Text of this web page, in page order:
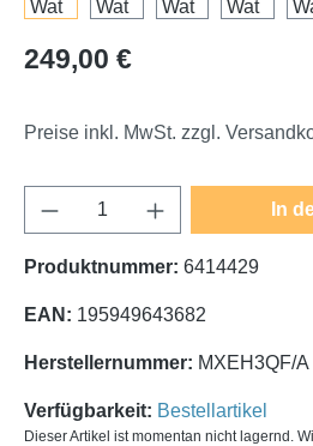
Regulärer Preis:
249,00 €
Preise inkl. MwSt. zzgl.
Produkt Anzahl: Gib In
Produktnummer: 6414429
EAN: 195949643682
Herstellernummer: MXEH3QF/A
Verfügbarkeit: Bestellartikel
Dieser Artikel ist momentan nicht lagernd.